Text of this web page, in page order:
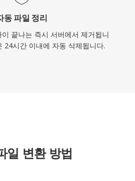
동 파일 정리
끝나는 즉시 서버에서 제거됩니
24시간 이내에 자동 삭제됩니다.
일 변환 방법